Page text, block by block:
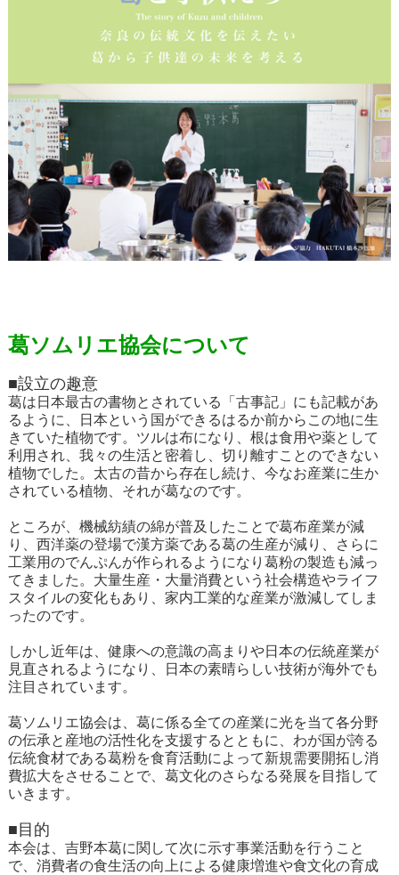
葛ソムリエ協会について
■設立の趣意
葛は日本最古の書物とされている「古事記」にも記載があ
るように、日本という国ができるはるか前からこの地に生
きていた植物です。ツルは布になり、根は食用や薬として
利用され、我々の生活と密着し、切り離すことのできない
植物でした。太古の昔から存在し続け、今なお産業に生か
されている植物、それが葛なのです。
ところが、機械紡績の綿が普及したことで葛布産業が減
り、西洋薬の登場で漢方薬である葛の生産が減り、さらに
工業用のでんぷんが作られるようになり葛粉の製造も減っ
てきました。大量生産・大量消費という社会構造やライフ
スタイルの変化もあり、家内工業的な産業が激減してしま
ったのです。
しかし近年は、健康への意識の高まりや日本の伝統産業が
見直されるようになり、日本の素晴らしい技術が海外でも
注目されています。
葛ソムリエ協会は、葛に係る全ての産業に光を当て各分野
の伝承と産地の活性化を支援するとともに、わが国が誇る
伝統食材である葛粉を食育活動によって新規需要開拓し消
費拡大をさせることで、葛文化のさらなる発展を目指して
いきます。
■目的
本会は、吉野本葛に関して次に示す事業活動を行うこと
で、消費者の食生活の向上による健康増進や食文化の育成